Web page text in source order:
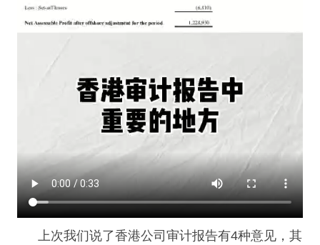
上次我们说了香港公司审计报告有4种意见，其